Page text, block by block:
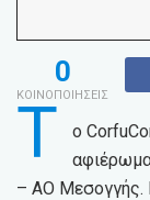
0
ΚΟΙΝΟΠΟΙΗΣΕΙΣ
Τ
ο
– ΑΟ Μεσογγής.